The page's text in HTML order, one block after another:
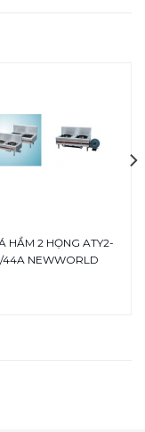
HẦM 2 HỌNG ATY2-
44A NEWWORLD